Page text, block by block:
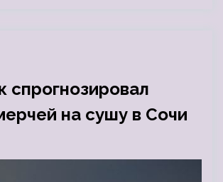
спрогнозировал
на сушу в Сочи